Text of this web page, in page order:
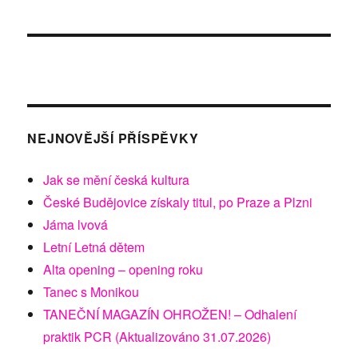
NEJNOVĚJŠÍ PŘÍSPĚVKY
Jak se mění česká kultura
České Budějovice získaly titul, po Praze a Plzni
Jáma lvová
Letní Letná dětem
Alta opening – opening roku
Tanec s Monikou
TANEČNÍ MAGAZÍN OHROŽEN! – Odhalení
praktik PCR (Aktualizováno 31.07.2026)